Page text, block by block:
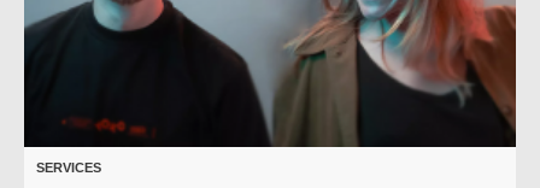
SERVICES